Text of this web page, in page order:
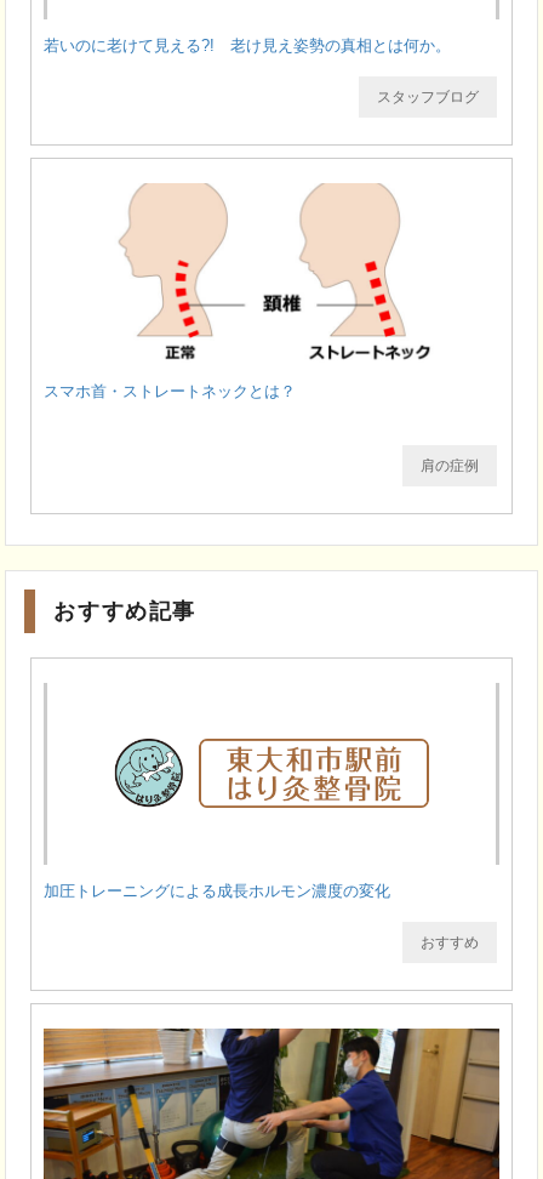
若いのに老けて見える?! 老け見え姿勢の真相とは何か。
スタッフブログ
スマホ首・ストレートネックとは？
肩の症例
おすすめ記事
加圧トレーニングによる成長ホルモン濃度の変化
おすすめ